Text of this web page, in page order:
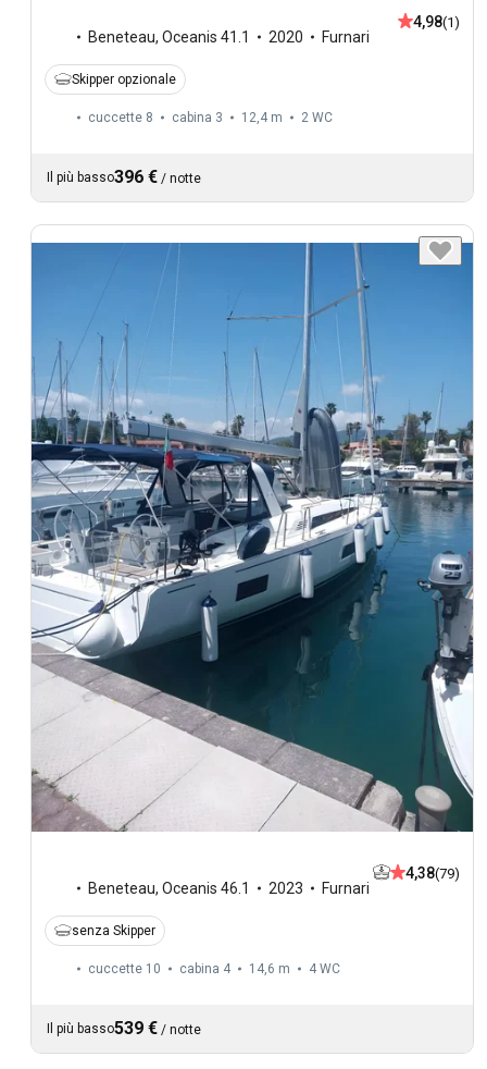
Beneteau, Oceanis 41.1 2020 Furnari
4,98(1)
Skipper opzionale
cuccette 8 cabina 3 12,4 m 2 WC
Il più basso396 € / notte
Beneteau, Oceanis 46.1 2023 Furnari
4,38(79)
senza Skipper
cuccette 10 cabina 4 14,6 m 4 WC
Il più basso539 € / notte